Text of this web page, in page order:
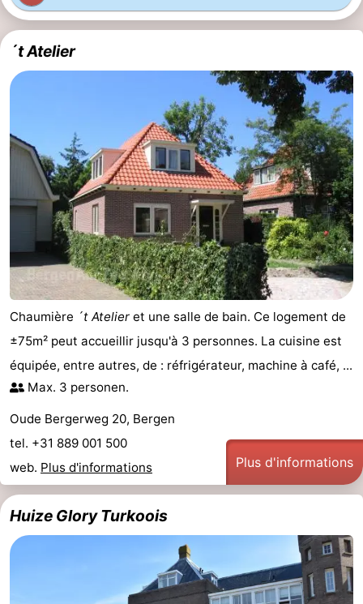
´t Atelier
Chaumière ´t Atelier et une salle de bain. Ce logement de
±75m² peut accueillir jusqu'à 3 personnes. La cuisine est
équipée, entre autres, de : réfrigérateur, machine à café, ...
Max. 3 personen.
Oude Bergerweg 20, Bergen
tel. +31 889 001 500
web. Plus d'informations Plus d'informations
Huize Glory Turkoois